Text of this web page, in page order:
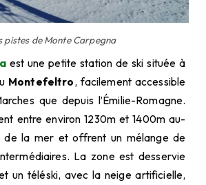
pistes de Monte Carpegna
est une petite station de ski située à
Montefeltro, facilement accessible
que depuis l’Émilie-Romagne.
entre environ 1230m et 1400m au-
de la mer et offrent un mélange de
La zone est desservie
un téléski, avec la neige artificielle,